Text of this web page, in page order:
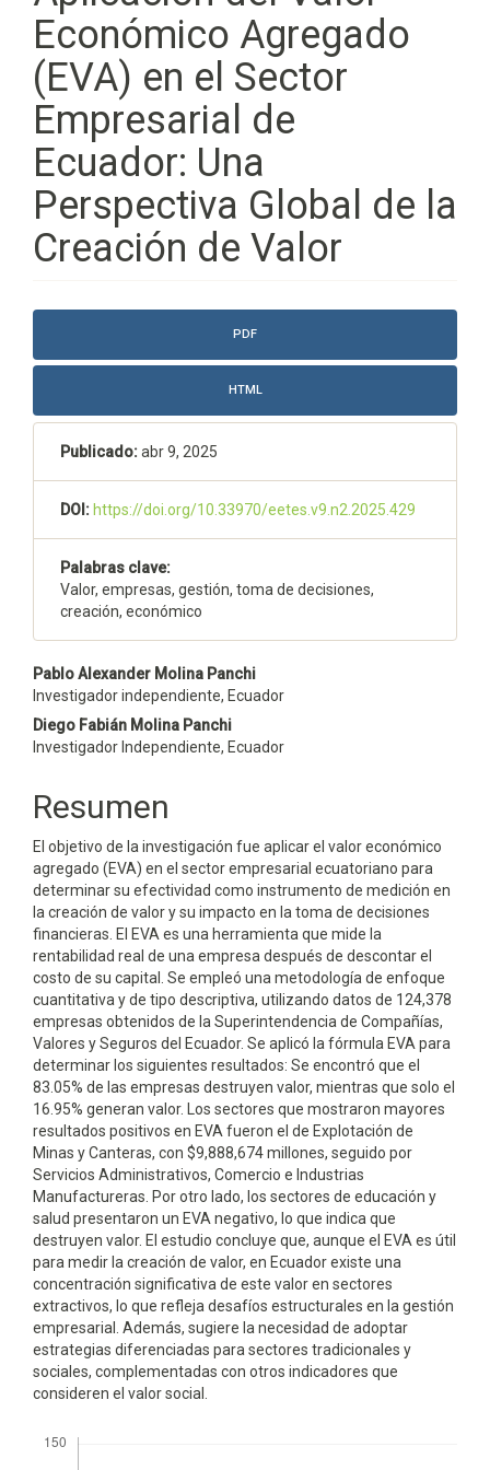
Económico Agregado
(EVA) en el Sector
Empresarial de
Ecuador: Una
Perspectiva Global de la
Creación de Valor
Barra
lateral
artículo
PDF
HTML
Publicado:abr 9, 2025
DOI:https://doi.org/10.33970/eetes.v9.n2.2025.429
Palabras clave:
Valor, empresas, gestión, toma de decisiones,
creación, económico
Contenido
principal
del
artículo
Pablo Alexander Molina Panchi
Investigador independiente, Ecuador
Diego Fabián Molina Panchi
Investigador Independiente, Ecuador
Resumen
El objetivo de la investigación fue aplicar el valor económico
agregado (EVA) en el sector empresarial ecuatoriano para
determinar su efectividad como instrumento de medición en
la creación de valor y su impacto en la toma de decisiones
financieras. El EVA es una herramienta que mide la
rentabilidad real de una empresa después de descontar el
costo de su capital. Se empleó una metodología de enfoque
cuantitativa y de tipo descriptiva, utilizando datos de 124,378
empresas obtenidos de la Superintendencia de Compañías,
Valores y Seguros del Ecuador. Se aplicó la fórmula EVA para
determinar los siguientes resultados: Se encontró que el
83.05% de las empresas destruyen valor, mientras que solo el
16.95% generan valor. Los sectores que mostraron mayores
resultados positivos en EVA fueron el de Explotación de
Minas y Canteras, con $9,888,674 millones, seguido por
Servicios Administrativos, Comercio e Industrias
Manufactureras. Por otro lado, los sectores de educación y
salud presentaron un EVA negativo, lo que indica que
destruyen valor. El estudio concluye que, aunque el EVA es útil
para medir la creación de valor, en Ecuador existe una
concentración significativa de este valor en sectores
extractivos, lo que refleja desafíos estructurales en la gestión
empresarial. Además, sugiere la necesidad de adoptar
estrategias diferenciadas para sectores tradicionales y
sociales, complementadas con otros indicadores que
consideren el valor social.